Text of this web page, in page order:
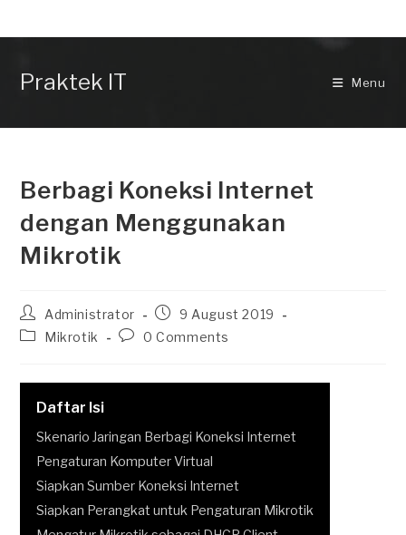
Praktek IT Menu
Berbagi Koneksi Internet
dengan Menggunakan
Mikrotik
Post
author:
Administrator
Post
published:
9 August 2019
PostMikrotik
Post0 Comments
Daftar Isi
Skenario Jaringan Berbagi Koneksi Internet
Pengaturan Komputer Virtual
Siapkan Sumber Koneksi Internet
Siapkan Perangkat untuk Pengaturan Mikrotik